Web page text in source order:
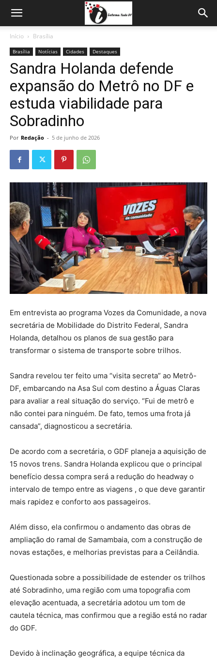
Início Brasília
Brasília Notícias Cidades Destaques
Sandra Holanda defende
expansão do Metrô no DF e
estuda viabilidade para
Sobradinho
Por Redação - 5 de junho de 2026
Em entrevista ao programa Vozes da Comunidade, a nova
secretária de Mobilidade do Distrito Federal, Sandra
Holanda, detalhou os planos de sua gestão para
transformar o sistema de transporte sobre trilhos.
Sandra revelou ter feito uma “visita secreta” ao Metrô-
DF, embarcando na Asa Sul com destino a Águas Claras
para avaliar a real situação do serviço. “Fui de metrô e
não contei para ninguém. De fato, temos uma frota já
cansada”, diagnosticou a secretária.
De acordo com a secretária, o GDF planeja a aquisição de
15 novos trens. Sandra Holanda explicou que o principal
benefício dessa compra será a redução do headway o
intervalo de tempo entre as viagens , o que deve garantir
mais rapidez e conforto aos passageiros.
Além disso, ela confirmou o andamento das obras de
ampliação do ramal de Samambaia, com a construção de
novas estações, e melhorias previstas para a Ceilândia.
Questionada sobre a possibilidade de estender os trilhos
até Sobradinho, uma região com uma topografia com
elevação acentuada, a secretária adotou um tom de
cautela técnica, mas confirmou que a região está no radar
do GDF.
Devido à inclinação geográfica, a equipe técnica da